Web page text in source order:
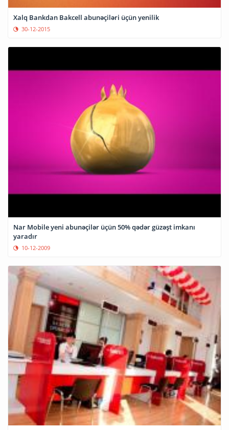
Xalq Bankdan Bakcell abunəçiləri üçün yenilik
30-12-2015
Nar Mobile yeni abunəçilər üçün 50% qədər güzəşt imkanı
yaradır
10-12-2009